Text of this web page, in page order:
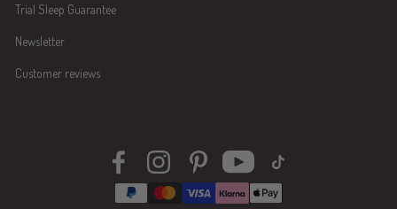
Trial Sleep Guarantee
Newsletter
Customer reviews